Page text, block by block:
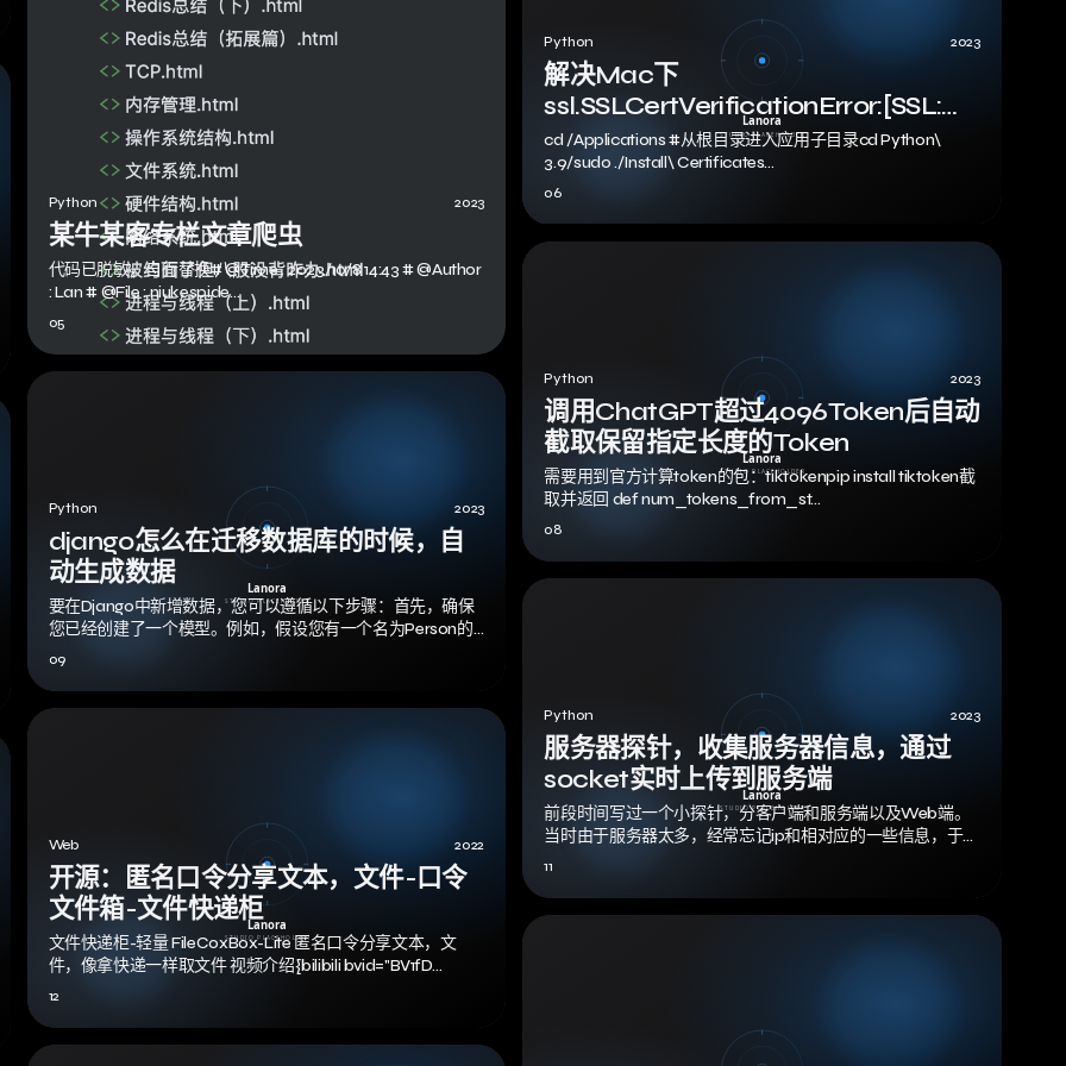
Python 2023
某牛某客专栏文章爬虫
代码已脱敏，自行替换# @Time : 2023/10/8 14:43 # @Author
: Lan # @File : niukespide…
05
Python 2023
解决Mac下
ssl.SSLCertVerificationError:[SSL:
CERTIFICATE_VERIFY_FAILED]
certificate verify failed: unable to
get local issuer
certificate(_ssl.c:1056)
cd /Applications #从根目录进入应用子目录cd Python\
3.9/sudo ./Install\ Certificates…
06
Python 2023
调用ChatGPT超过4096Token后自动
截取保留指定长度的Token
需要用到官方计算token的包：tiktokenpip install tiktoken截
取并返回 def num_tokens_from_st…
08
Python 2023
django怎么在迁移数据库的时候，自
动生成数据
要在Django中新增数据，您可以遵循以下步骤：首先，确保
您已经创建了一个模型。例如，假设您有一个名为Person的
09
Python 2023
服务器探针，收集服务器信息，通过
socket实时上传到服务端
前段时间写过一个小探针，分客户端和服务端以及Web端。
当时由于服务器太多，经常忘记ip和相对应的一些信息，于是
11
Web 2022
开源：匿名口令分享文本，文件-口令
文件箱-文件快递柜
文件快递柜-轻量 FileCoxBox-Lite 匿名口令分享文本，文
件，像拿快递一样取文件 视频介绍{bilibili bvid="BV1fD…
12